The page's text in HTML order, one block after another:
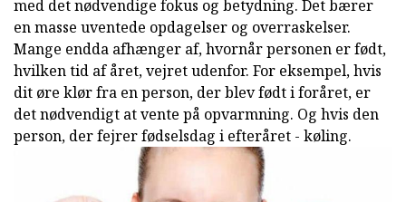
med det nødvendige fokus og betydning. Det bærer
en masse uventede opdagelser og overraskelser.
Mange endda afhænger af, hvornår personen er født,
hvilken tid af året, vejret udenfor. For eksempel, hvis
dit øre klør fra en person, der blev født i foråret, er
det nødvendigt at vente på opvarmning. Og hvis den
person, der fejrer fødselsdag i efteråret - køling.